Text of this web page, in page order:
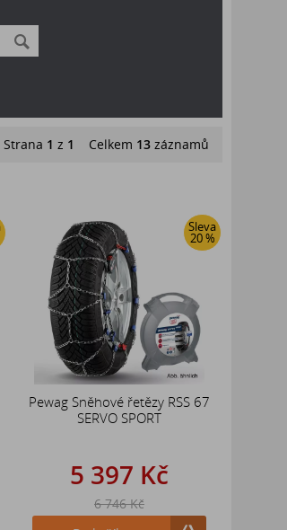
Strana 1 z 1 Celkem 13 záznamů
Sleva
20 %
Pewag Sněhové řetězy RSS 67
SERVO SPORT
5 397 Kč
6 746 Kč